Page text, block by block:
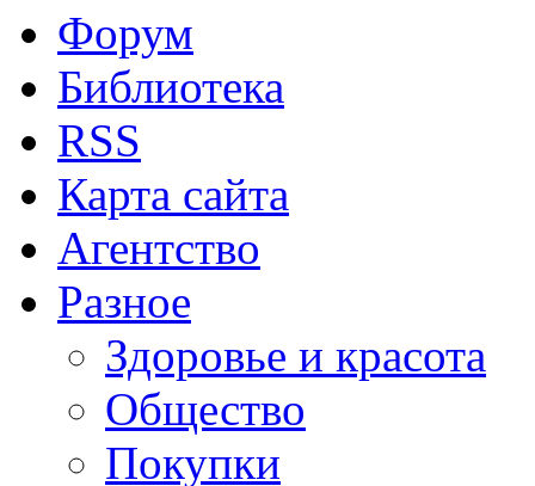
Форум
Библиотека
RSS
Карта сайта
Агентство
Разное
Здоровье и красота
Общество
Покупки